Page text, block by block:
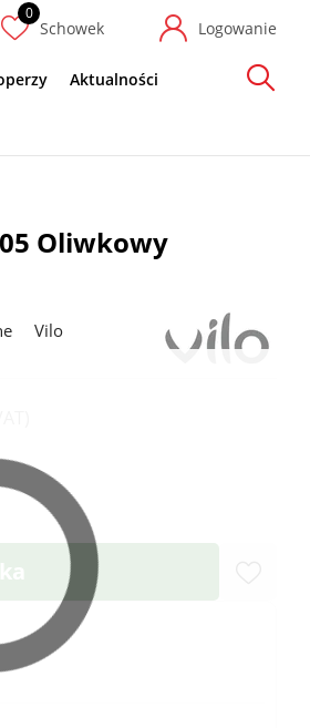
Schowek Logowanie
Aktualności
Szukaj
Oliwkowy
Vilo